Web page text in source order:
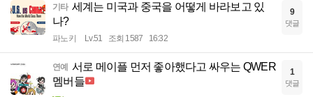
기타 세계는 미국과 중국을 어떻게 바라보고 있
나?
파노키 Lv.51 조회 1587 16:32
9
댓글
연예
서로 메이플 먼저 좋아했다고 싸우는 QWER
멤버들
1
댓글